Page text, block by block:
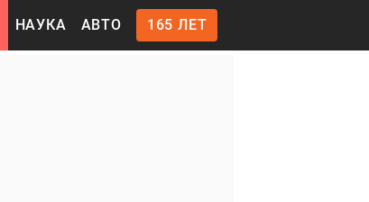
НАУКА АВТО 165 ЛЕТ